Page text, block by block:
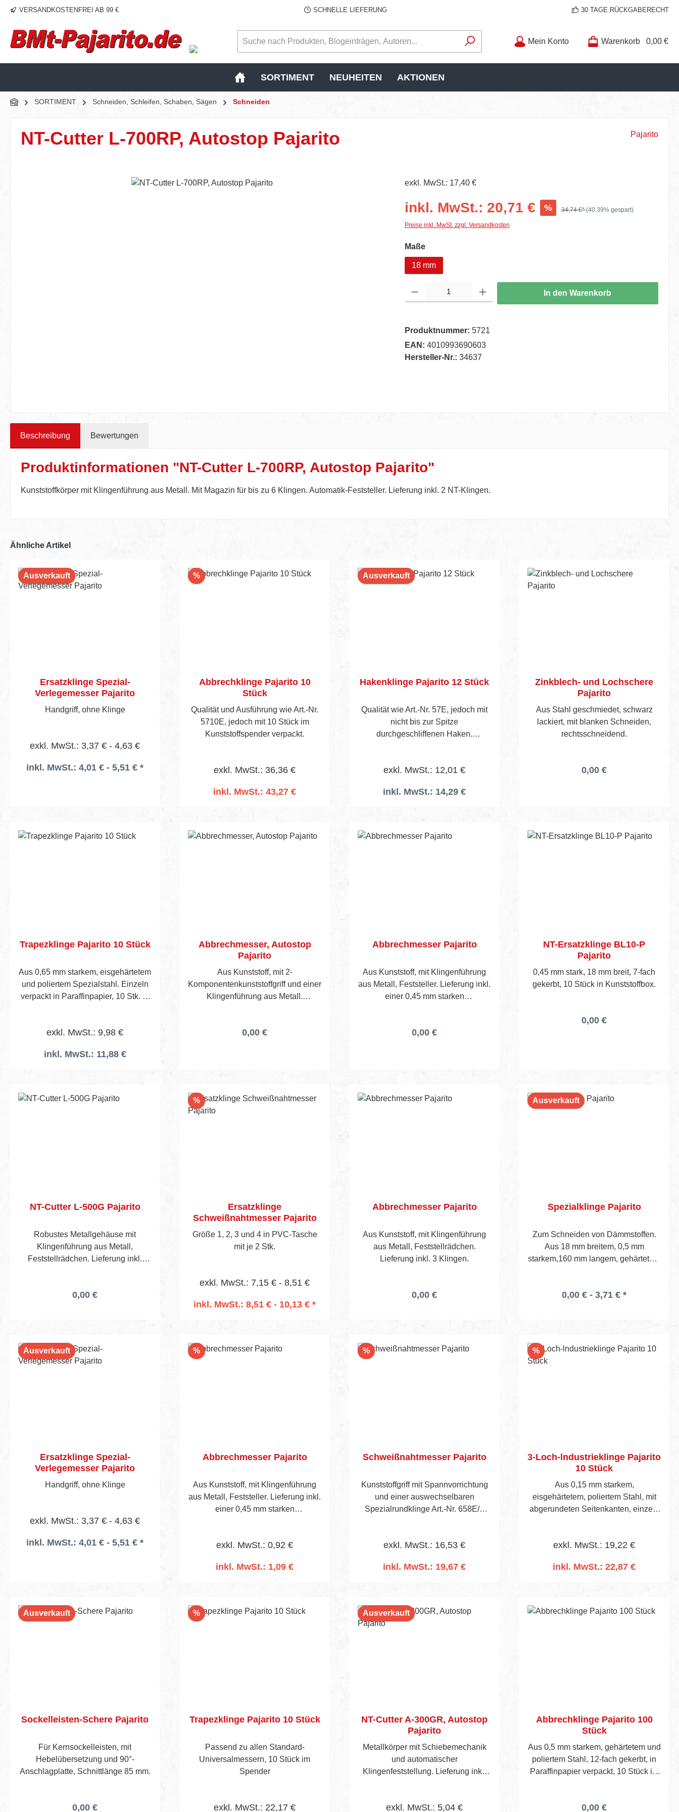
Hauptinhalt springen
Zur Suche springen
Zur Hauptnavigation springen
VERSANDKOSTENFREI AB 99 € SCHNELLE LIEFERUNG 30 TAGE RÜCKGABERECHT
Mein Konto Warenkorb 0,00 €
SORTIMENT NEUHEITEN AKTIONEN
SORTIMENT Schneiden, Schleifen, Schaben, Sägen Schneiden
NT-Cutter L-700RP, Autostop Pajarito Pajarito
exkl. MwSt.: 17,40 €
inkl. MwSt.: 20,71 € % 34,74 €*(40.39% gespart)
Preise inkl. MwSt. zzgl. Versandkosten
Maßeauswählen
18 mm
In den Warenkorb
Produktnummer: 5721
EAN: 4010993690603
Hersteller-Nr.: 34637
Beschreibung Bewertungen
Produktinformationen "NT-Cutter L-700RP, Autostop Pajarito"
Kunststoffkörper mit Klingenführung aus Metall. Mit Magazin für bis zu 6 Klingen. Automatik-Feststeller. Lieferung inkl. 2 NT-Klingen.
Ähnliche Artikel
Ausverkauft
Ersatzklinge Spezial-
Verlegemesser Pajarito
Handgriff, ohne Klinge
exkl. MwSt.: 3,37 € - 4,63 €
inkl. MwSt.: 4,01 € - 5,51 € *
%Rabatt
Abbrechklinge Pajarito 10
Stück
Qualität und Ausführung wie Art.-Nr.
5710E, jedoch mit 10 Stück im
Kunststoffspender verpackt.
exkl. MwSt.: 36,36 €
inkl. MwSt.: 43,27 €
Ausverkauft
Hakenklinge Pajarito 12 Stück
Qualität wie Art.-Nr. 57E, jedoch mit
nicht bis zur Spitze
durchgeschliffenen Haken.
exkl. MwSt.: 12,01 €
inkl. MwSt.: 14,29 €
Zinkblech- und Lochschere
Pajarito
Aus Stahl geschmiedet, schwarz
lackiert, mit blanken Schneiden,
rechtsschneidend.
0,00 €
Trapezklinge Pajarito 10 Stück
Aus 0,65 mm starkem, eisgehärtetem
und poliertem Spezialstahl. Einzeln
verpackt in Paraffinpapier, 10 Stk. in
Stück
exkl. MwSt.: 9,98 €
inkl. MwSt.: 11,88 €
Abbrechmesser, Autostop
Pajarito
Aus Kunststoff, mit 2-
Komponentenkunststoffgriff und einer
Klingenführung aus Metall.
Lieferung inkl. 4 Klingen.
0,00 €
Abbrechmesser Pajarito
Aus Kunststoff, mit Klingenführung
aus Metall, Feststeller. Lieferung inkl.
einer 0,45 mm starken
0,00 €
NT-Ersatzklinge BL10-P
Pajarito
0,45 mm stark, 18 mm breit, 7-fach
gekerbt, 10 Stück in Kunststoffbox.
0,00 €
NT-Cutter L-500G Pajarito
Robustes Metallgehäuse mit
Klingenführung aus Metall,
Feststellrädchen. Lieferung inkl.
0,00 €
%Rabatt
Ersatzklinge
Schweißnahtmesser Pajarito
Größe 1, 2, 3 und 4 in PVC-Tasche
mit je 2 Stk.
exkl. MwSt.: 7,15 € - 8,51 €
inkl. MwSt.: 8,51 € - 10,13 € *
Abbrechmesser Pajarito
Aus Kunststoff, mit Klingenführung
aus Metall, Feststellrädchen.
Lieferung inkl. 3 Klingen.
0,00 €
Ausverkauft
Spezialklinge Pajarito
Zum Schneiden von Dämmstoffen.
Aus 18 mm breitem, 0,5 mm
starkem,160 mm langem, gehärtetem
jedem gebräuchlichen
0,00 € - 3,71 € *
Ausverkauft
Ersatzklinge Spezial-
Verlegemesser Pajarito
Handgriff, ohne Klinge
exkl. MwSt.: 3,37 € - 4,63 €
inkl. MwSt.: 4,01 € - 5,51 € *
%Rabatt
Abbrechmesser Pajarito
Aus Kunststoff, mit Klingenführung
aus Metall, Feststeller. Lieferung inkl.
einer 0,45 mm starken
exkl. MwSt.: 0,92 €
inkl. MwSt.: 1,09 €
%Rabatt
Schweißnahtmesser Pajarito
Kunststoffgriff mit Spannvorrichtung
und einer auswechselbaren
Spezialrundklinge Art.-Nr. 658E/1
exkl. MwSt.: 16,53 €
inkl. MwSt.: 19,67 €
%Rabatt
3-Loch-lndustrieklinge Pajarito
10 Stück
Aus 0,15 mm starkem,
eisgehärtetem, poliertem Stahl, mit
abgerundeten Seitenkanten, einzeln
exkl. MwSt.: 19,22 €
inkl. MwSt.: 22,87 €
Ausverkauft
Sockelleisten-Schere Pajarito
Für Kernsockelleisten, mit
Hebelübersetzung und 90°-
Anschlagplatte, Schnittlänge 85 mm.
0,00 €
%Rabatt
Trapezklinge Pajarito 10 Stück
Passend zu allen Standard-
Universalmessern, 10 Stück im
Spender
exkl. MwSt.: 22,17 €
Ausverkauft
NT-Cutter A-300GR, Autostop
Pajarito
Metallkörper mit Schiebemechanik
und automatischer
Klingenfeststellung. Lieferung inkl.
exkl. MwSt.: 5,04 €
Abbrechklinge Pajarito 100
Stück
Aus 0,5 mm starkem, gehärtetem und
poliertem Stahl, 12-fach gekerbt, in
Paraffinpapier verpackt, 10 Stück im
Pack a 100 Stück
0,00 €